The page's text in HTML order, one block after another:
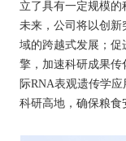
立了具有一定规模
未来，公司将以创新
域的跨越式发展；促
擎，加速科研成果传
际RNA表观遗传学
科研高地，确保粮食